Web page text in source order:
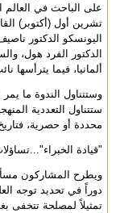
على الباحث في
تشرين أول (أكتوبر)
اليونسكو الدكتور
الدكتور الفرد هول،
ألمانيا، فيما يترأسها
وستتناول الندوة ما
ستتناول التعددية
محددة أو حصرية،
"قيادة
ويطرح المشاركون
دوراً في تحديد توجه
تمثيلاً لمصلحة تتخفى